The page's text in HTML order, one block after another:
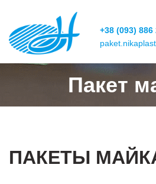
+38 (093) 886
Пакет
ПАКЕТЫ